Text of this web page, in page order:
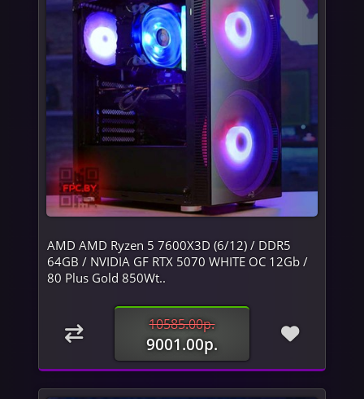
AMD AMD Ryzen 5 7600X3D (6/12) / DDR5
64GB / NVIDIA GF RTX 5070 WHITE OC 12Gb /
80 Plus Gold 850Wt..
10585.00р.
9001.00р.